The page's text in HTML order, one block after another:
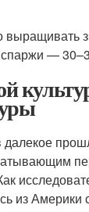
выращивать
—
из Америки